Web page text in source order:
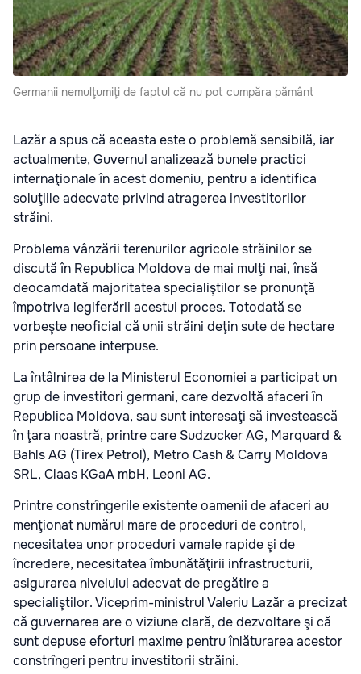
Germanii nemulţumiţi de faptul că nu pot cumpăra pământ
Lazăr a spus că aceasta este o problemă sensibilă, iar
actualmente, Guvernul analizează bunele practici
internaţionale în acest domeniu, pentru a identifica
soluţiile adecvate privind atragerea investitorilor
străini.
Problema vânzării terenurilor agricole străinilor se
discută în Republica Moldova de mai mulţi nai, însă
deocamdată majoritatea specialiştilor se pronunţă
împotriva legiferării acestui proces. Totodată se
vorbeşte neoficial că unii străini deţin sute de hectare
prin persoane interpuse.
La întâlnirea de la Ministerul Economiei a participat un
grup de investitori germani, care dezvoltă afaceri în
Republica Moldova, sau sunt interesaţi să investească
în ţara noastră, printre care Sudzucker AG, Marquard &
Bahls AG (Tirex Petrol), Metro Cash & Carry Moldova
SRL, Claas KGaA mbH, Leoni AG.
Printre constrîngerile existente oamenii de afaceri au
menţionat numărul mare de proceduri de control,
necesitatea unor proceduri vamale rapide şi de
încredere, necesitatea îmbunătăţirii infrastructurii,
asigurarea nivelului adecvat de pregătire a
specialiştilor. Viceprim-ministrul Valeriu Lazăr a precizat
că guvernarea are o viziune clară, de dezvoltare şi că
sunt depuse eforturi maxime pentru înlăturarea acestor
constrîngeri pentru investitorii străini.